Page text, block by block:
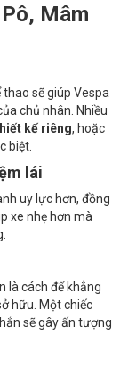
Mâm
sẽ giúp Vespa
chủ nhân. Nhiều
kế riêng, hoặc
biệt.
lái
uy lực hơn, đồng
xe nhẹ hơn mà
là cách để khẳng
hữu. Một chiếc
sẽ gây ấn tượng